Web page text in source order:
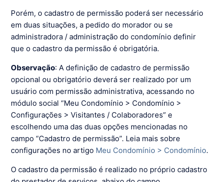
Porém, o cadastro de permissão poderá ser necessário
em duas situações, a pedido do morador ou se
administradora / administração do condomínio definir
que o cadastro da permissão é obrigatória.
Observação: A definição de cadastro de permissão
opcional ou obrigatório deverá ser realizado por um
usuário com permissão administrativa, acessando no
módulo social “Meu Condomínio > Condomínio >
Configurações > Visitantes / Colaboradores” e
escolhendo uma das duas opções mencionadas no
campo “Cadastro de permissão”. Leia mais sobre
configurações no artigo Meu Condomínio > Condomínio.
O cadastro da permissão é realizado no próprio cadastro